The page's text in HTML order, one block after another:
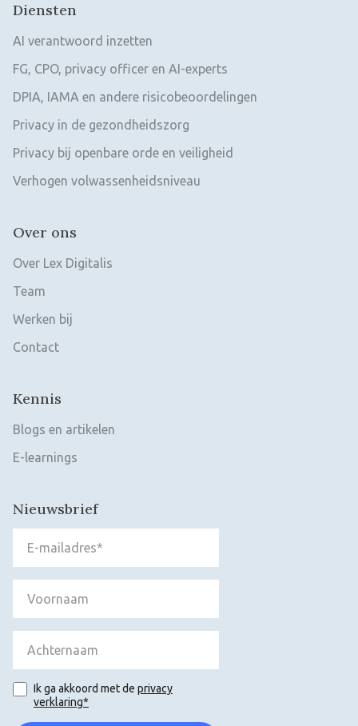
Diensten
AI verantwoord inzetten
FG, CPO, privacy officer en AI-experts
DPIA, IAMA en andere risicobeoordelingen
Privacy in de gezondheidszorg
Privacy bij openbare orde en veiligheid
Verhogen volwassenheidsniveau
Over ons
Over Lex Digitalis
Team
Werken bij
Contact
Kennis
Blogs en artikelen
E-learnings
Nieuwsbrief
Ik ga akkoord met de privacy
verklaring*